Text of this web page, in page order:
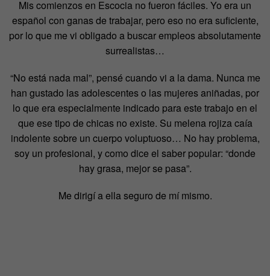
Mis comienzos en Escocia no fueron fáciles. Yo era un
español con ganas de trabajar, pero eso no era suficiente,
por lo que me vi obligado a buscar empleos absolutamente
surrealistas…
“No está nada mal”, pensé cuando vi a la dama. Nunca me
han gustado las adolescentes o las mujeres aniñadas, por
lo que era especialmente indicado para este trabajo en el
que ese tipo de chicas no existe. Su melena rojiza caía
indolente sobre un cuerpo voluptuoso… No hay problema,
soy un profesional, y como dice el saber popular: “donde
hay grasa, mejor se pasa”.
Me dirigí a ella seguro de mí mismo.